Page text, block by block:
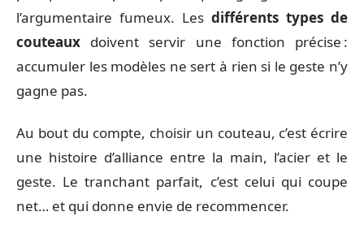
l’argumentaire fumeux. Les différents types de
couteaux doivent servir une fonction précise :
accumuler les modèles ne sert à rien si le geste n’y
gagne pas.
Au bout du compte, choisir un couteau, c’est écrire
une histoire d’alliance entre la main, l’acier et le
geste. Le tranchant parfait, c’est celui qui coupe
net… et qui donne envie de recommencer.